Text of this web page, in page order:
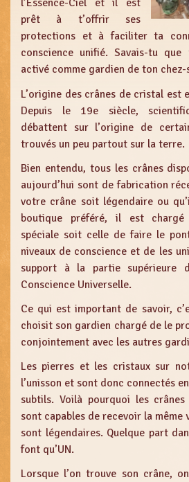
l’Essence-Ciel et il est
prêt à t’offrir ses
protections et à faciliter ta
conscience unifié. Savais-tu
activé comme gardien de ton chez-
L’origine des crânes de cristal est
Depuis le 19e siècle,
débattent sur l’origine de
trouvés un peu partout sur la terre.
Bien entendu, tous les crânes
aujourd’hui sont de fabrication
votre crâne soit légendaire ou
boutique préféré, il est chargé
spéciale soit celle de faire le
niveaux de conscience et de les
support à la partie supérieure
Conscience Universelle.
Ce qui est important de savoir,
choisit son gardien chargé de le
conjointement avec les autres
Les pierres et les cristaux sur
l’unisson et sont donc connectés
subtils. Voilà pourquoi les
sont capables de recevoir la même
sont légendaires. Quelque part
font qu’UN.
Lorsque l’on trouve son crâne,